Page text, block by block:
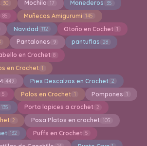
30 Mochila 17 Monederos 35
85 Muñecas Amigurumi 145
Navidad 112 Otoño en Cochet 1
Pantalones 9 pantuflas 28
en Crochet 8
en Crochet 1
449 Pies Descalzos en Crochet 2
5 Polos en Crochet 1 Pompones 1
135 Porta lapices a crochet 2
2 Posa Platos en crochet 105
132 Puffs en Crochet 5